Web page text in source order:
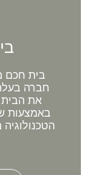
בית חכם
חברה בעלת
את
באמצעות